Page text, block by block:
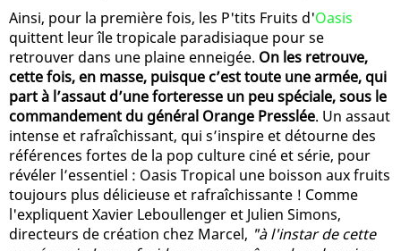
Ainsi, pour la première fois, les P'tits Fruits d'Oasis
quittent leur île tropicale paradisiaque pour se
retrouver dans une plaine enneigée. On les retrouve,
cette fois, en masse, puisque c’est toute une armée, qui
part à l’assaut d’une forteresse un peu spéciale, sous le
commandement du général Orange Presslée. Un assaut
intense et rafraîchissant, qui s’inspire et détourne des
références fortes de la pop culture ciné et série, pour
révéler l’essentiel : Oasis Tropical une boisson aux fruits
toujours plus délicieuse et rafraîchissante ! Comme
l'expliquent Xavier Leboullenger et Julien Simons,
directeurs de création chez Marcel, "à l'instar de cette